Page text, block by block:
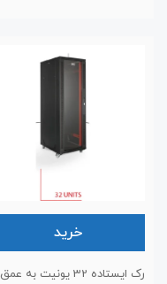
خرید
رک ایستاده 32 یونیت به عمق